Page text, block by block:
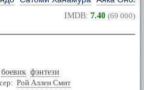
IMDB: 7.40 (69 000)
боевик фэнтези
Рой Аллен Смит